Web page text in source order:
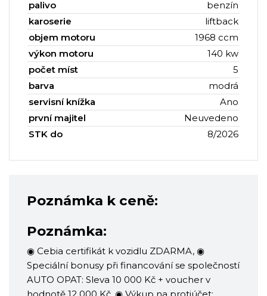
palivo
benzín
karoserie
liftback
objem motoru
1968 ccm
výkon motoru
140 kw
počet míst
5
barva
modrá
servisní knížka
Ano
první majitel
Neuvedeno
STK do
8/2026
Poznámka k ceně:
Poznámka:
◉ Cebia certifikát k vozidlu ZDARMA, ◉
Speciální bonusy při financování se společností
AUTO OPAT: Sleva 10 000 Kč + voucher v